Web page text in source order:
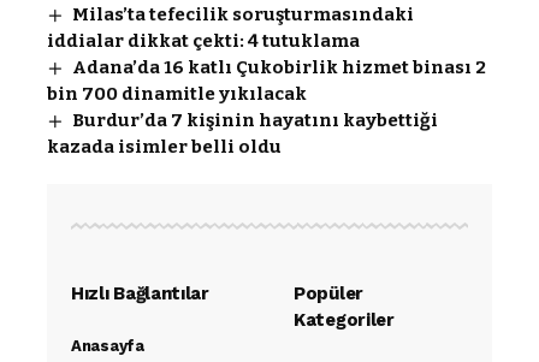
Milas’ta tefecilik soruşturmasındaki
iddialar dikkat çekti: 4 tutuklama
Adana’da 16 katlı Çukobirlik hizmet binası 2
bin 700 dinamitle yıkılacak
Burdur’da 7 kişinin hayatını kaybettiği
kazada isimler belli oldu
Hızlı Bağlantılar
Anasayfa
Popüler
Kategoriler